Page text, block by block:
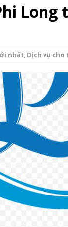
Long
nhất, Dịch vụ cho